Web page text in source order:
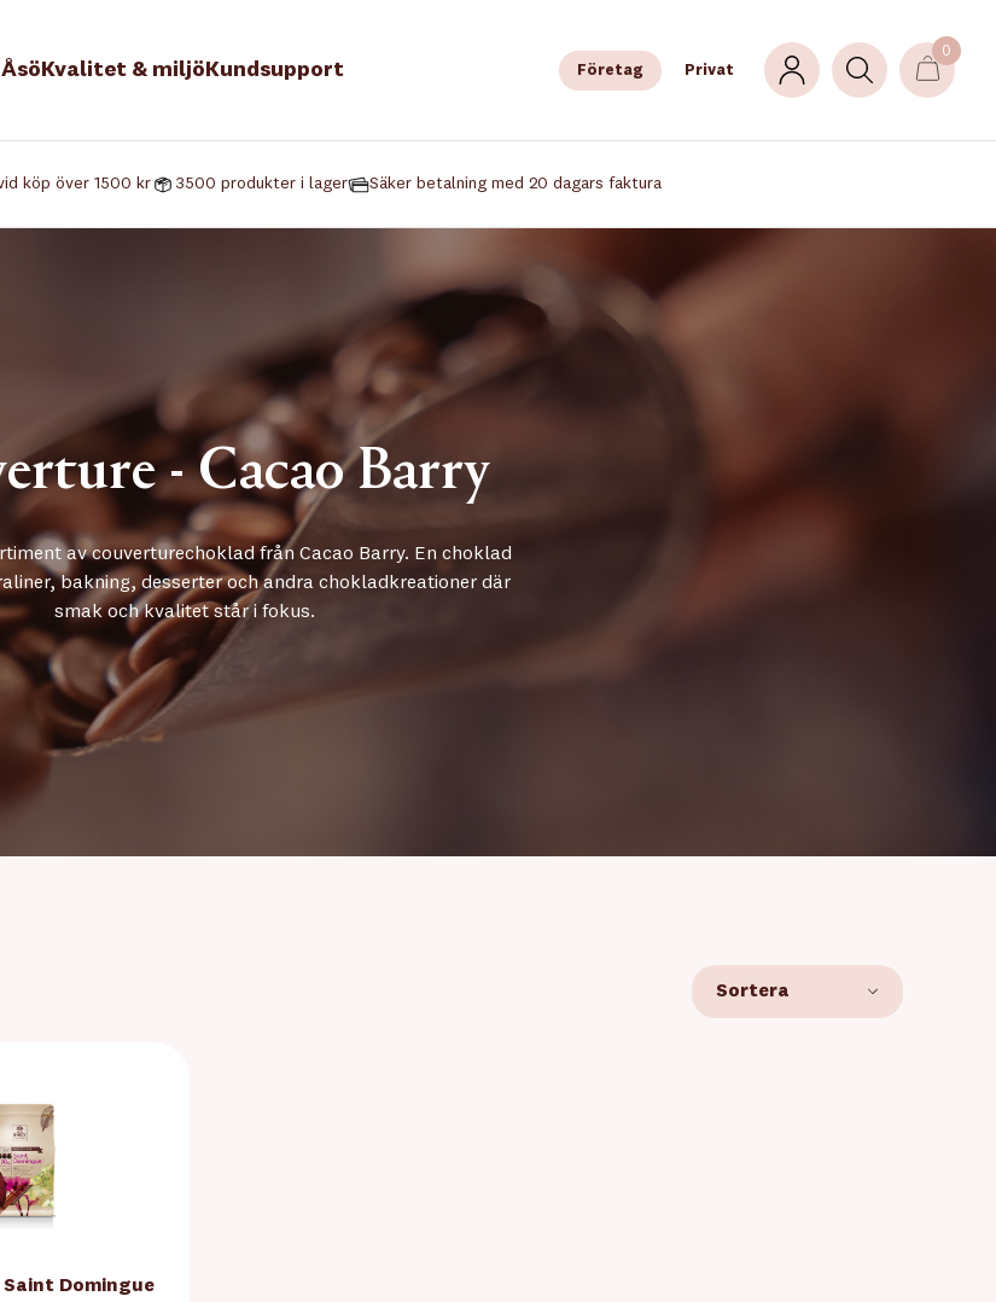
Kvalitet & miljö Kundsupport Företag Privat
0
köp över 1500 kr 3500 produkter i lager Säker betalning med 20 dagars faktura
- Cacao Barry
av couverturechoklad från Cacao Barry. En choklad
bakning, desserter och andra chokladkreationer där
smak och kvalitet står i fokus.
Sortera
Saint Domingue